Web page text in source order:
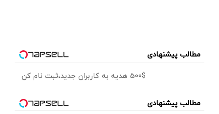
مطالب پیشنهادی
500$ هدیه به کاربران جدید،ثبت نام کن
مطالب پیشنهادی